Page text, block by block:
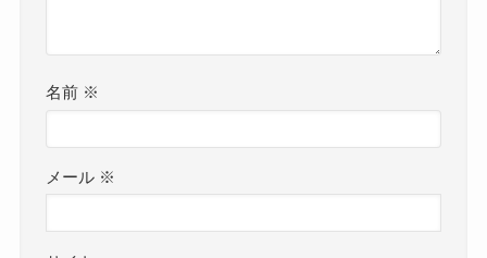
名前 ※
メール ※